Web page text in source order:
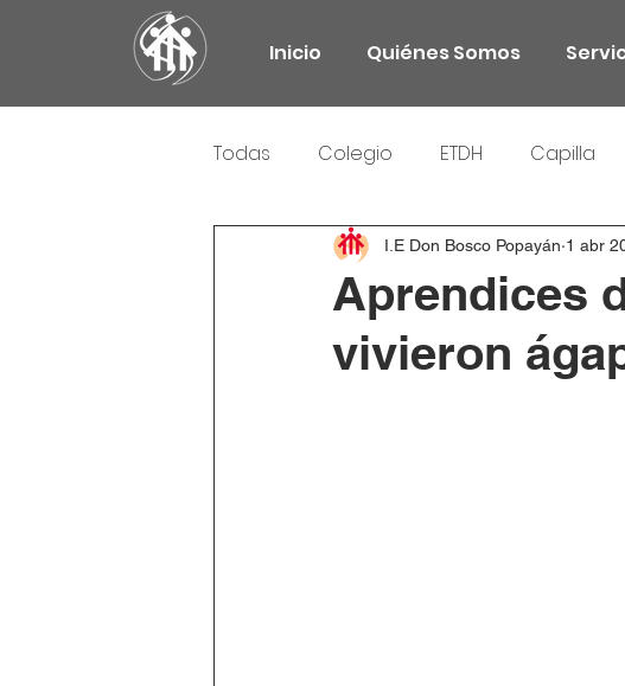
Inicio Quiénes Somos
Todas Colegio ETDH Capilla
Responsabilidad Social
Aprendices
vivieron
I.E Don Bosco Popayán 1 abr